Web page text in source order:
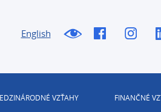
English
VZŤAHY FINANČNÉ